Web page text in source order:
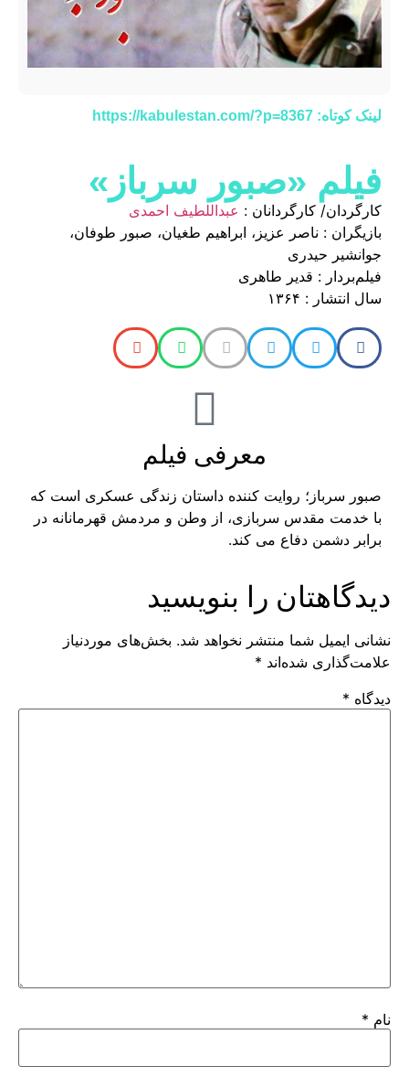
لینک کوتاه: https://kabulestan.com/?p=8367
فیلم «صبور سرباز»
کارگردان/ کارگردانان : عبداللطیف احمدی
بازیگران : ناصر عزیز، ابراهیم طغیان، صبور طوفان،
جوانشیر حیدری
فیلم‌بردار : قدیر طاهری
سال انتشار : ۱۳۶۴
معرفی فیلم
صبور سرباز؛ روایت کننده داستان زندگی عسکری است که
با خدمت مقدس سربازی، از وطن و مردمش قهرمانانه در
برابر دشمن دفاع می کند.
دیدگاهتان را بنویسید
نشانی ایمیل شما منتشر نخواهد شد. بخش‌های موردنیاز
علامت‌گذاری شده‌اند *
دیدگاه *
نام *